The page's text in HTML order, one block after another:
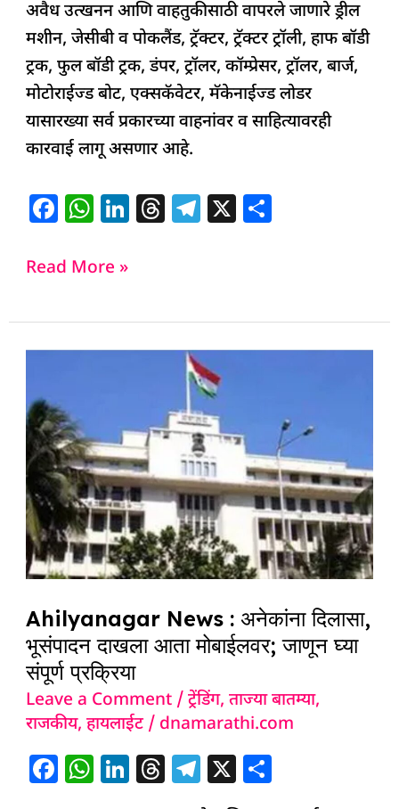
अवैध उत्खनन आणि वाहतुकीसाठी वापरले जाणारे ड्रील
मशीन, जेसीबी व पोकलैंड, ट्रॅक्टर, ट्रॅक्टर ट्रॉली, हाफ बॉडी
ट्रक, फुल बॉडी ट्रक, डंपर, ट्रॉलर, कॉम्प्रेसर, ट्रॉलर, बार्ज,
मोटोराईज्ड बोट, एक्सकॅवेटर, मॅकेनाईज्ड लोडर
यासारख्या सर्व प्रकारच्या वाहनांवर व साहित्यावरही
कारवाई लागू असणार आहे.
F
c
b
o
k
W
at
A
p
Li
dI
n
T
d
s
T
ra
m
X
Read More »
Ahilyanagar News : अनेकांना दिलासा,
भूसंपादन दाखला आता मोबाईलवर; जाणून घ्या
संपूर्ण प्रक्रिया
Leave a Comment /ट्रेंडिंग,ताज्या बातम्या,
राजकीय,हायलाईट/ dnamarathi.com
F W Li T T
el
X
:
अनेकांना
दिलासा,
भूसंपादन
दाखला
आता
मोबाईलवर;
जाणून
घ्या
संपूर्ण
प्रक्रिया